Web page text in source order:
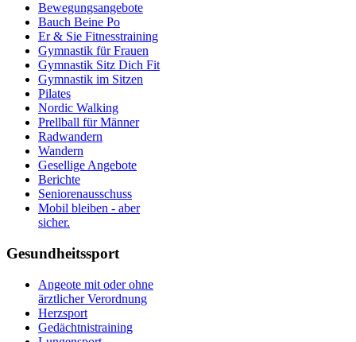
Bewegungsangebote
Bauch Beine Po
Er & Sie Fitnesstraining
Gymnastik für Frauen
Gymnastik Sitz Dich Fit
Gymnastik im Sitzen
Pilates
Nordic Walking
Prellball für Männer
Radwandern
Wandern
Gesellige Angebote
Berichte
Seniorenausschuss
Mobil bleiben - aber
sicher.
Gesundheitssport
Angeote mit oder ohne
ärztlicher Verordnung
Herzsport
Gedächtnistraining